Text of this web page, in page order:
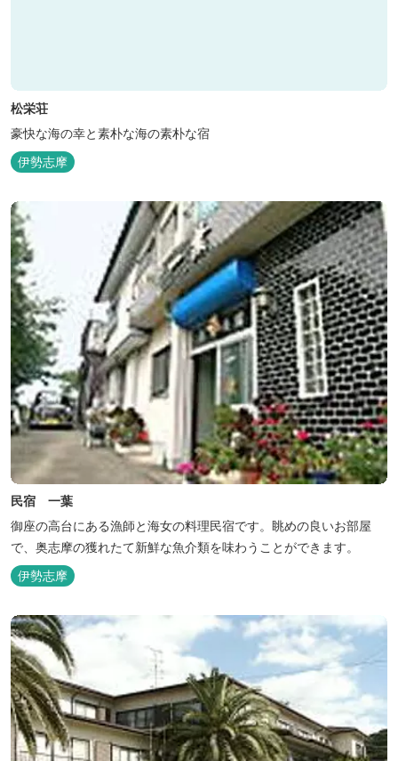
松栄荘
豪快な海の幸と素朴な海の素朴な宿
伊勢志摩
民宿 一葉
御座の高台にある漁師と海女の料理民宿です。眺めの良いお部屋
で、奥志摩の獲れたて新鮮な魚介類を味わうことができます。
伊勢志摩